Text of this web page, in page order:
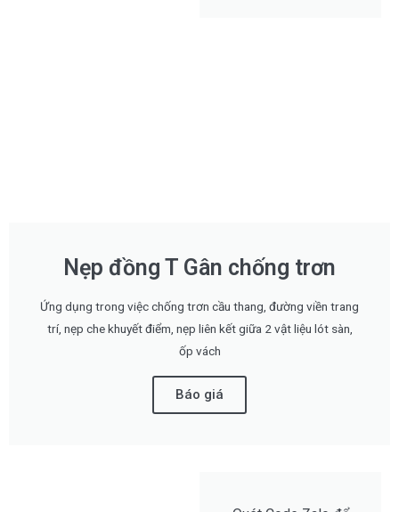
Nẹp đồng T Gân chống trơn
Ứng dụng trong việc chống trơn cầu thang, đường viền trang
trí, nẹp che khuyết điểm, nẹp liên kết giữa 2 vật liệu lót sàn,
ốp vách
Báo giá